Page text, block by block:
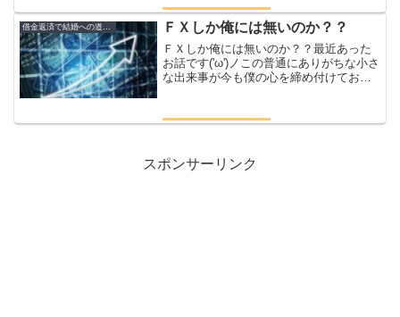
騒動で国が行っている生活に困窮した人
を対象に国が２０万円を無利子で貸して
くれるとい...
ＦＸしか俺には無いのか？？
ＦＸしか俺には無いのか？？最近あった
お話です('ω')ノこの普通にありがちな小さ
な出来事が今も僕の心を締め付けており
てたんですよね午後１８時３０分ころ酔
スポンサーリンク